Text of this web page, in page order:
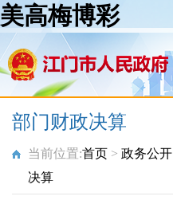
美高梅博彩
部门财政决算
当前位置:首页 > 政务公开
决算